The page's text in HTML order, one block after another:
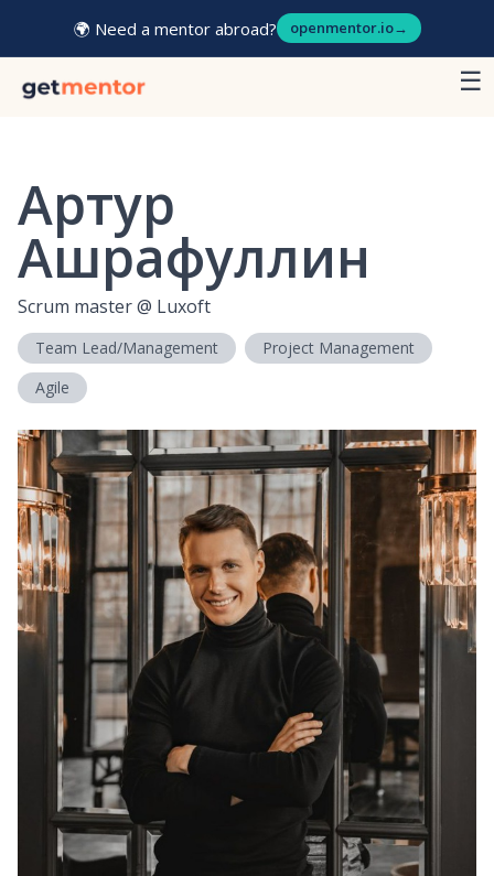
🌍 Need a mentor abroad? openmentor.io→
☰
Артур
Ашрафуллин
Scrum master@ Luxoft
Team Lead/Management
Project Management
Agile